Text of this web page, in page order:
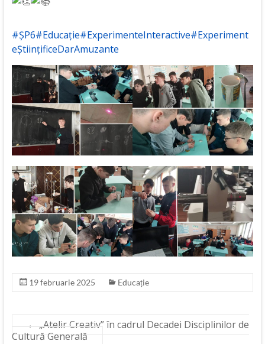
#ȘP6#Educație#ExperimenteInteractive#Experiment
eȘtiințificeDarAmuzante
19 februarie 2025 Educație
←
„Atelir Creativ” în cadrul Decadei Disciplinilor de
Cultură Generală